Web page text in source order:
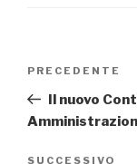
Articolo
precedente:
PRECEDENTE
Il nuovo
SUCCESSIVO